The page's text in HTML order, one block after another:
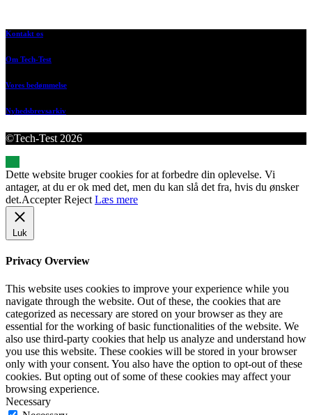
Kontakt os
Om Tech-Test
Vores bedømmelse
Nyhedsbrevsarkiv
©Tech-Test 2026
Dette website bruger cookies for at forbedre din oplevelse. Vi
antager, at du er ok med det, men du kan slå det fra, hvis du ønsker
det.Accepter Reject Læs mere
Luk
Privacy Overview
This website uses cookies to improve your experience while you
navigate through the website. Out of these, the cookies that are
categorized as necessary are stored on your browser as they are
essential for the working of basic functionalities of the website. We
also use third-party cookies that help us analyze and understand how
you use this website. These cookies will be stored in your browser
only with your consent. You also have the option to opt-out of these
cookies. But opting out of some of these cookies may affect your
browsing experience.
Necessary